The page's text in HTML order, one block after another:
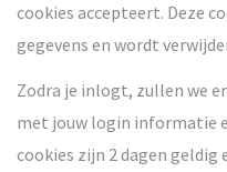
cookies accepteert. Deze
gegevens en wordt
Zodra je inlogt, zullen we
met jouw login informatie
cookies zijn 2 dagen geldig